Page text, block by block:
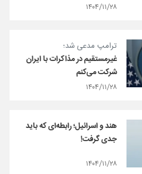
۱۴۰۴/۱۱/۲۸
ترامپ مدعی شد؛
غیرمستقیم در مذاکرات با ایران
شرکت می‌کنم
۱۴۰۴/۱۱/۲۸
هند و اسرائیل؛ رابطه‌ای که باید
جدی گرفت!
۱۴۰۴/۱۱/۲۸